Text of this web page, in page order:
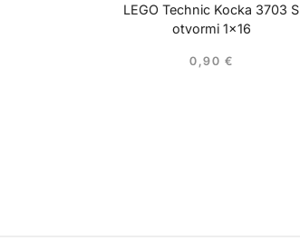
LEGO Technic Kocka 3703 S
otvormi 1×16
0,90 €